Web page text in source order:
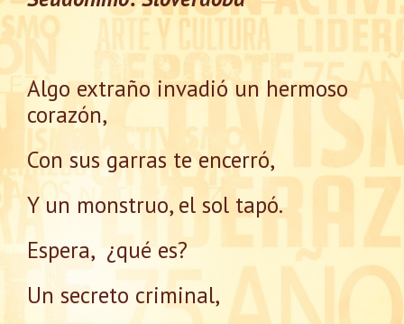
Algo extraño invadió un hermoso
corazón,
Con sus garras te encerró,
Y un monstruo, el sol tapó.
Espera, ¿qué es?
Un secreto criminal,